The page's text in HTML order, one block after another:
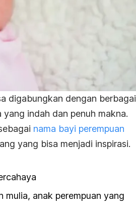
digabungkan dengan berbagai
indah dan penuh makna.
nama bayi perempuan
yang bisa menjadi inspirasi.
mulia, anak perempuan yang